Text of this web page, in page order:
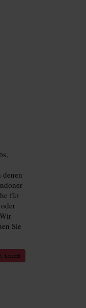
für
Sie
Lesezeit